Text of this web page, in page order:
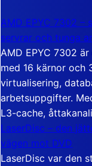
AMD EPYC 7302
servrar och tunga
AMD EPYC 7302
med 16 kärnor och
virtualisering,
arbetsuppgifter.
L3-cache,
LaserDisc – den
vägen mot DVD
LaserDisc var den